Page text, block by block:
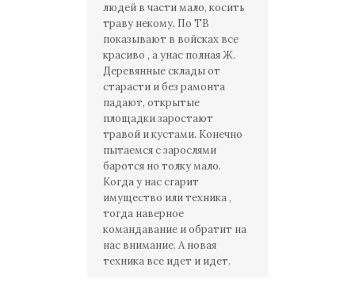
людей в части мало, косить
траву некому. По ТВ
показывают в войсках все
красиво , а унас полная Ж.
Деревянные склады от
старасти и без рамонта
падают, открытые
площадки заростают
травой и кустами. Конечно
пытаемся с зарослями
баротся но толку мало.
Когда у нас сгарит
имущество или техника ,
тогда наверное
командавание и обратит на
нас внимание. А новая
техника все идет и идет.